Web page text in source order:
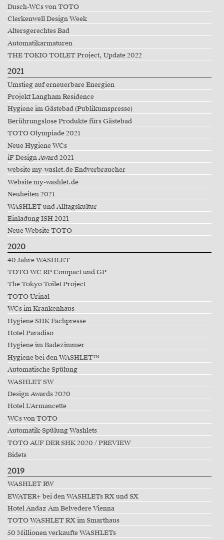
Dusch-WCs von TOTO
Clerkenwell Design Week
Altersgerechtes Bad
Automatikarmaturen
THE TOKIO TOILET Project, Update 2022
2021
Umstieg auf erneuerbare Energien
Projekt Langham Residence
Hygiene im Gästebad (Publikumspresse)
Berührungslose Produkte fürs Gästebad
TOTO Olympiade 2021
Neue Hygiene WCs
iF Design Award 2021
website my-waslet.de Endverbraucher
Website my-washlet.de
Neuheiten 2021
WASHLET und Alltagskultur
Einladung ISH 2021
Neue Website TOTO
2020
40 Jahre WASHLET
TOTO WC RP Compact und GP
The Tokyo Toilet Project
TOTO Urinal
WCs im Krankenhaus
Hygiene SHK Fachpresse
Hotel Paradiso
Hygiene im Badezimmer
Hygiene bei den WASHLET™
Automatische Spülung
WASHLET SW
Design Awards 2020
Hotel L'Armancette
WCs von TOTO
Automatik-Spülung Washlets
TOTO AUF DER SHK 2020 / PREVIEW
Bidets
2019
WASHLET RW
EWATER+ bei den WASHLETs RX und SX
Hotel Andaz Am Belvedere Vienna
TOTO WASHLET RX im Smarthaus
50 Millionen verkaufte WASHLETs